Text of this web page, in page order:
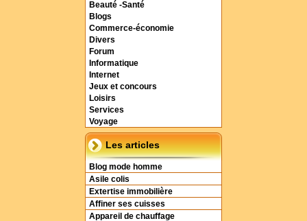
Beauté -Santé
Blogs
Commerce-économie
Divers
Forum
Informatique
Internet
Jeux et concours
Loisirs
Services
Voyage
Les articles
Blog mode homme
Asile colis
Extertise immobilière
Affiner ses cuisses
Appareil de chauffage